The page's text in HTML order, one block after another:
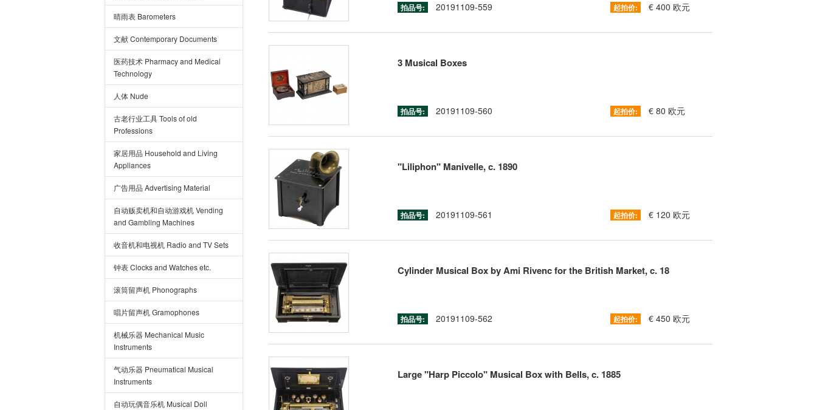
晴雨表 Barometers
文献 Contemporary Documents
医药技术 Pharmacy and Medical
Technology
人体 Nude
古老行业工具 Tools of old
Professions
家居用品 Household and Living
Appliances
广告用品 Advertising Material
自动贩卖机和自动游戏机 Vending
and Gambling Machines
收音机和电视机 Radio and TV Sets
钟表 Clocks and Watches etc.
滚筒留声机 Phonographs
唱片留声机 Gramophones
机械乐器 Mechanical Music
Instruments
气动乐器 Pneumatical Musical
Instruments
自动玩偶音乐机 Musical Doll
拍品号: 20191109-559 起拍价: € 400 欧元
3 Musical Boxes
拍品号: 20191109-560 起拍价: € 80 欧元
"Liliphon" Manivelle, c. 1890
拍品号: 20191109-561 起拍价: € 120 欧元
Cylinder Musical Box by Ami Rivenc for the British Market, c. 18
拍品号: 20191109-562 起拍价: € 450 欧元
Large "Harp Piccolo" Musical Box with Bells, c. 1885